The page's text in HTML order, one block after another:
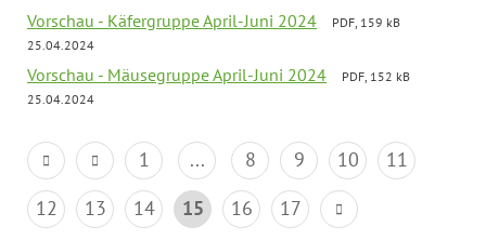
Vorschau - Käfergruppe April-Juni 2024
PDF, 159 kB
25.04.2024
Vorschau - Mäusegruppe April-Juni 2024
PDF, 152 kB
25.04.2024
1 ... 8 9 10
11
12
13 14 15 16 17